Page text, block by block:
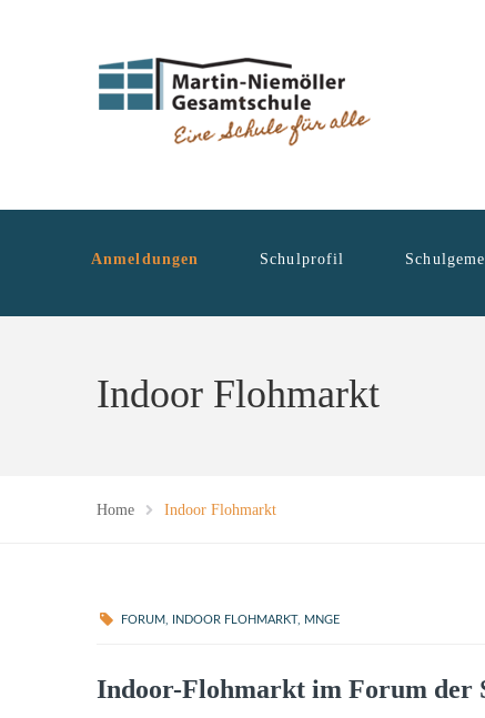
Anmeldungen Schulprofil
Indoor Flohmarkt
Home Indoor Flohmarkt
FORUM INDOOR FLOHMARKT, MNGE
Indoor-Flohmarkt im Forum der